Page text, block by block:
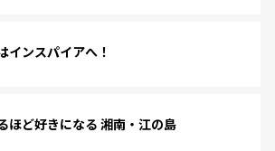
インスパイアへ！
ほど好きになる 湘南・江の島